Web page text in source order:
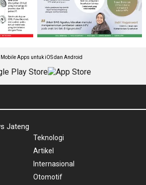
Apps untuk iOS dan Android
Jateng
Teknologi
Artikel
Internasional
Otomotif